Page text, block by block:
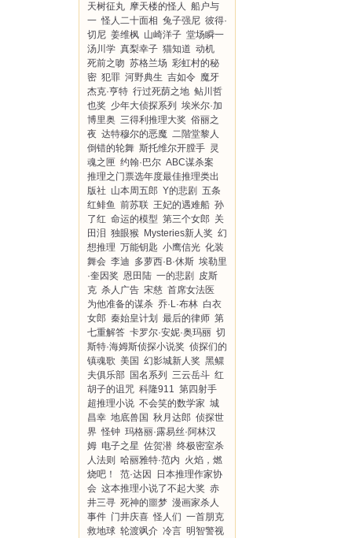
天树征丸 摩天楼的怪人 船户与
一 怪人二十面相 兔子强尼 彼得·
切尼 姜维枫 山崎洋子 堂场瞬一
汤川学 真梨幸子 猫知道 动机
死前之吻 苏格兰场 彩虹村的秘
密 犯罪 河野典生 吉如令 魔牙
杰克·亨特 行过死荫之地 鲇川哲
也奖 少年大侦探系列
埃米尔·加
博里奥 三得利推理大奖 俗丽之
夜 达特穆尔的恶魔 二階堂黎人
倒错的轮舞 斯托维尔开膛手 灵
魂之匣 约翰·巴尔 ABC谋杀案
推理之门票选年度最佳推理类出
版社 山本周五郎 Y的悲剧 五条
红鲱鱼 前苏联 王妃的遇难船 孙
了红 命运的模型 第三个女郎 关
田泪 独眼猴 Mysteries新人奖 幻
想推理 万能钥匙 小鹰信光 化装
舞会 李迪 多萝西·B·休斯 埃勒里
·奎因奖 恩田陆 一的悲剧
皮斯
克 杀人广告 宋慈 首席女法医
为他准备的谋杀 乔·L·布林 白衣
女郎 秦始皇计划 最后的律师 第
七重解答 卡罗尔·安妮·奥玛丽 切
斯特·海姆斯侦探小说奖 侦探们的
镇魂歌 美国 幻影城新人奖 黑鳏
夫俱乐部 国名系列 三云岳斗 红
胡子的诅咒 科隆911 第四射手
超推理小说 不会笑的数学家 城
昌幸 地底兽国 秋月达郎 侦探世
界 怪钟 玛格丽·露易丝·阿林汉
姆 电子之星 佐贺潜 终极密室杀
人法则
哈丽雅特·范内 火焰，燃
烧吧！
范·达因
日本推理作家协
会 这本推理小说了不起大奖 赤
井三寻 死神的噩梦 漫画家杀人
事件 门井庆喜 怪人们 一首朋克
救地球 轮渡飒介 冷言 明智警视